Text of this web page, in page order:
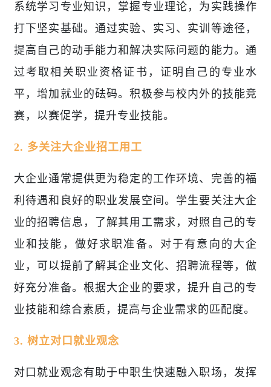
系统学习专业知识，掌握专业理论，为实践操作
打下坚实基础。通过实验、实习、实训等途径，
提高自己的动手能力和解决实际问题的能力。通
过考取相关职业资格证书，证明自己的专业水
平，增加就业的砝码。积极参与校内外的技能竞
赛，以赛促学，提升专业技能。
2. 多关注大企业招工用工
大企业通常提供更为稳定的工作环境、完善的福
利待遇和良好的职业发展空间。学生要关注大企
业的招聘信息，了解其用工需求，对照自己的专
业和技能，做好求职准备。对于有意向的大企
业，可以提前了解其企业文化、招聘流程等，做
好充分准备。根据大企业的要求，提升自己的专
业技能和综合素质，提高与企业需求的匹配度。
3. 树立对口就业观念
对口就业观念有助于中职生快速融入职场，发挥